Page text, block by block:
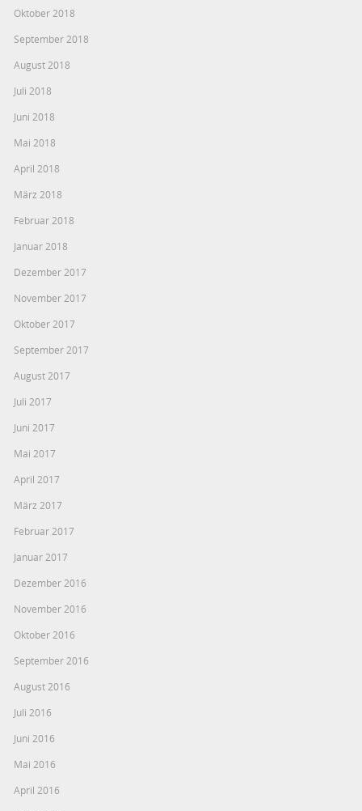
Oktober 2018
September 2018
August 2018
Juli 2018
Juni 2018
Mai 2018
April 2018
März 2018
Februar 2018
Januar 2018
Dezember 2017
November 2017
Oktober 2017
September 2017
August 2017
Juli 2017
Juni 2017
Mai 2017
April 2017
März 2017
Februar 2017
Januar 2017
Dezember 2016
November 2016
Oktober 2016
September 2016
August 2016
Juli 2016
Juni 2016
Mai 2016
April 2016